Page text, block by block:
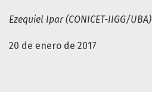
Ezequiel Ipar (CONICET-IIGG/UBA)
20 de enero de 2017